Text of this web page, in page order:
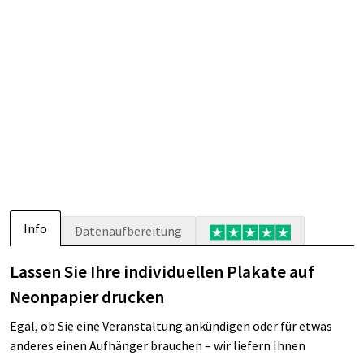
Info Datenaufbereitung
Lassen Sie Ihre individuellen Plakate auf
Neonpapier drucken
Egal, ob Sie eine Veranstaltung ankündigen oder für etwas
anderes einen Aufhänger brauchen – wir liefern Ihnen